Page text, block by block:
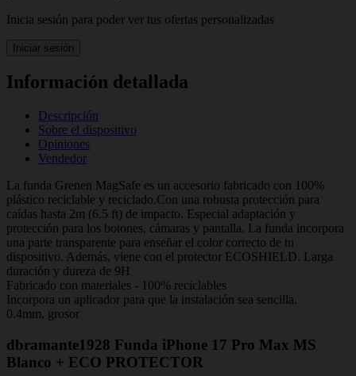
Inicia sesión para poder ver tus ofertas personalizadas
Iniciar sesión
Información detallada
Descripción
Sobre el dispositivo
Opiniones
Vendedor
La funda Grenen MagSafe es un accesorio fabricado con 100%
plástico reciclable y reciclado.Con una robusta protección para
caídas hasta 2m (6.5 ft) de impacto. Especial adaptación y
protección para los botones, cámaras y pantalla. La funda incorpora
una parte transparente para enseñar el color correcto de tu
dispositivo. Además, viene con el protector ECOSHIELD. Larga
duración y dureza de 9H
Fabricado con materiales - 100% reciclables
Incorpora un aplicador para que la instalación sea sencilla.
0.4mm, grosor
dbramante1928 Funda iPhone 17 Pro Max MS
Blanco + ECO PROTECTOR